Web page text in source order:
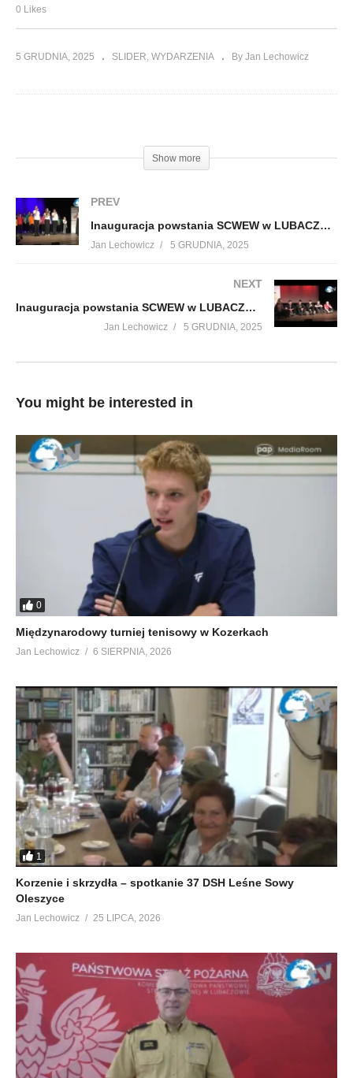
0 Likes
5 GRUDNIA, 2025 SLIDER WYDARZENIA By Jan Lechowicz
Show more
PREV
Inauguracja powstania SCWEW w LUBACZOWIE cz 1
Jan Lechowicz 5 GRUDNIA, 2025
NEXT
Inauguracja powstania SCWEW w LUBACZOWIE cz.4.
Jan Lechowicz 5 GRUDNIA, 2025
You might be interested in
0
Międzynarodowy turniej tenisowy w Kozerkach
Jan Lechowicz 6 SIERPNIA, 2026
1
Korzenie i skrzydła – spotkanie 37 DSH Leśne Sowy
Oleszyce
Jan Lechowicz 25 LIPCA, 2026